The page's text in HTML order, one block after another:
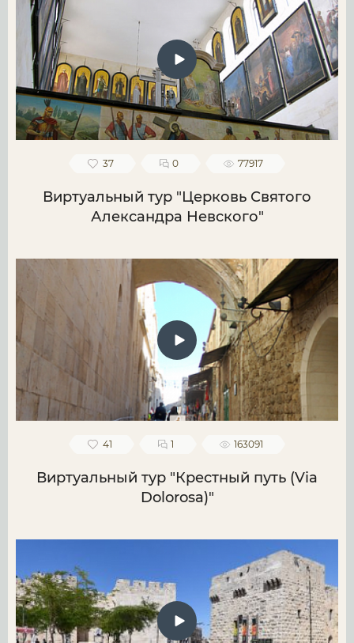
37 0 77917
Виртуальный тур "Церковь Святого
Александра Невского"
41 1 163091
Виртуальный тур "Крестный путь (Via
Dolorosa)"